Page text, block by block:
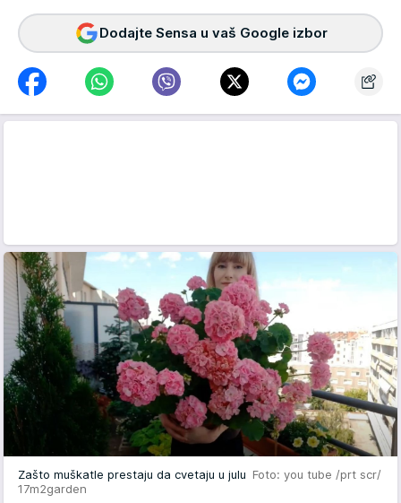
Dodajte Sensa u vaš Google izbor
Zašto muškatle prestaju da cvetaju u julu Foto: you tube /prt scr/
17m2garden